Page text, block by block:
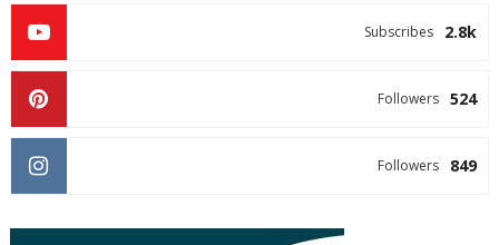
2.8k
Subscribes
524
Followers
849
Followers